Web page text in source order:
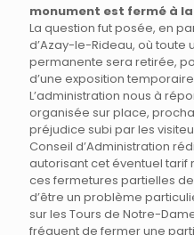
monument est fermé à
La question fut posée, en
d’Azay-le-Rideau, où toute
permanente sera retirée,
d’une exposition
L’administration nous à
organisée sur place,
préjudice subi par les
Conseil d’Administration
autorisant cet éventuel tarif
ces fermetures partielles
d’être un problème
sur les Tours de Notre-
fréquent de fermer une